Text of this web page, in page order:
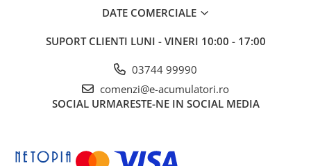
Tablouri electrice
Lumina (Becuri si Lanterne)
Laptop & PC accesorii, baterii,
cabluri USB, prelungitoare USB
Lichidare de stoc
DATE COMERCIALE
SUPORT CLIENTI LUNI - VINERI 10:00 - 17:00
03744 99990
comenzi@e-acumulatori.ro
SOCIAL URMARESTE-NE IN SOCIAL MEDIA